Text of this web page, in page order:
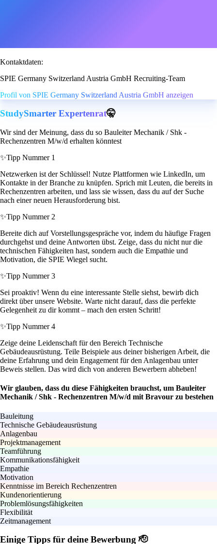
Kontaktdaten:
SPIE Germany Switzerland Austria GmbH Recruiting-Team
Profil von SPIE Germany Switzerland Austria GmbH anzeigen
StudySmarter Expertenrat🤫
Wir sind der Meinung, dass du so Bauleiter Mechanik / Shk -
Rechenzentren M/w/d erhalten könntest
✨Tipp Nummer 1
Netzwerken ist der Schlüssel! Nutze Plattformen wie LinkedIn, um
Kontakte in der Branche zu knüpfen. Sprich mit Leuten, die bereits in
Rechenzentren arbeiten, und lass sie wissen, dass du auf der Suche
nach einer neuen Herausforderung bist.
✨Tipp Nummer 2
Bereite dich auf Vorstellungsgespräche vor, indem du häufige Fragen
durchgehst und deine Antworten übst. Zeige, dass du nicht nur die
technischen Fähigkeiten hast, sondern auch die Empathie und
Motivation, die SPIE Wiegel sucht.
✨Tipp Nummer 3
Sei proaktiv! Wenn du eine interessante Stelle siehst, bewirb dich
direkt über unsere Website. Warte nicht darauf, dass die perfekte
Gelegenheit zu dir kommt – mach den ersten Schritt!
✨Tipp Nummer 4
Zeige deine Leidenschaft für den Bereich Technische
Gebäudeausrüstung. Teile Beispiele aus deiner bisherigen Arbeit, die
deine Erfahrung und dein Engagement für den Anlagenbau unter
Beweis stellen. Das wird dich von anderen Bewerbern abheben!
Wir glauben, dass du diese Fähigkeiten brauchst, um Bauleiter
Mechanik / Shk - Rechenzentren M/w/d mit Bravour zu bestehen
Bauleitung
Technische Gebäudeausrüstung
Anlagenbau
Projektmanagement
Teamführung
Kommunikationsfähigkeit
Empathie
Motivation
Kenntnisse im Bereich Rechenzentren
Kundenorientierung
Problemlösungsfähigkeiten
Flexibilität
Zeitmanagement
Einige Tipps für deine Bewerbung 🫡